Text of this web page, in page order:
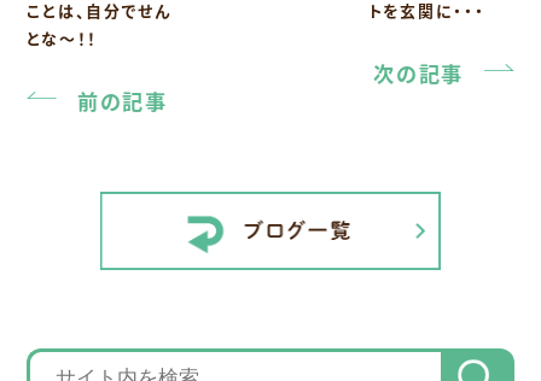
ことは、自分でせん
とな～！！
前の記事
トを玄関に・・・
次の記事